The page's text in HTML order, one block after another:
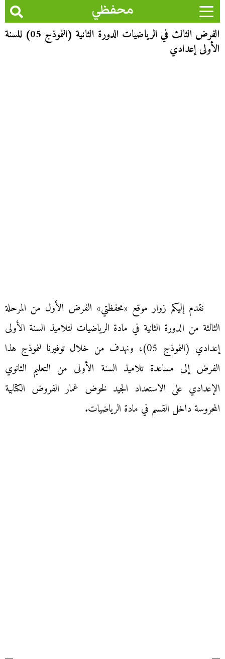
محفظي
الفرض الثالث في الرياضيات الدورة الثانية (النموذج 05) للسنة
الأولى إعدادي
نقدم إليكم زوار موقع «محفظتي» الفرض الأول من المرحلة
الثالثة من الدورة الثانية في مادة الرياضيات لتلاميذ السنة الأولى
إعدادي (النموذج 05)، ونهدف من خلال توفيرنا لنموذج هذا
الفرض إلى مساعدة تلاميذ السنة الأولى من التعليم الثانوي
الإعدادي على الاستعداد الجيد لخوض غمار الفروض الكتابية
المحروسة داخل القسم في مادة الرياضيات.